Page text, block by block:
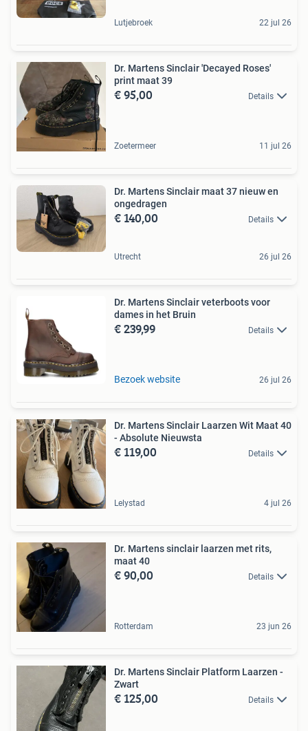
Lutjebroek 22 jul 26
Dr. Martens Sinclair 'Decayed Roses'
print maat 39
€ 95,00 Details
Zoetermeer 11 jul 26
Dr. Martens Sinclair maat 37 nieuw en
ongedragen
€ 140,00 Details
Utrecht 26 jul 26
Dr. Martens Sinclair veterboots voor
dames in het Bruin
€ 239,99 Details
Bezoek website 26 jul 26
Dr. Martens Sinclair Laarzen Wit Maat 40
- Absolute Nieuwsta
€ 119,00 Details
Lelystad 4 jul 26
Dr. Martens sinclair laarzen met rits,
maat 40
€ 90,00 Details
Rotterdam 23 jun 26
Dr. Martens Sinclair Platform Laarzen -
Zwart
€ 125,00 Details